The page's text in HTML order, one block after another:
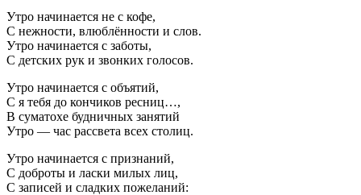
Утро начинается не с кофе,
С нежности, влюблённости и слов.
Утро начинается с заботы,
С детских рук и звонких голосов.
Утро начинается с объятий,
С я тебя до кончиков ресниц…,
В суматохе будничных занятий
Утро — час рассвета всех столиц.
Утро начинается с признаний,
С доброты и ласки милых лиц,
С записей и сладких пожеланий: